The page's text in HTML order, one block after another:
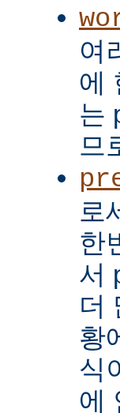
여
에
는
므
로
한
서
더
황
식
에